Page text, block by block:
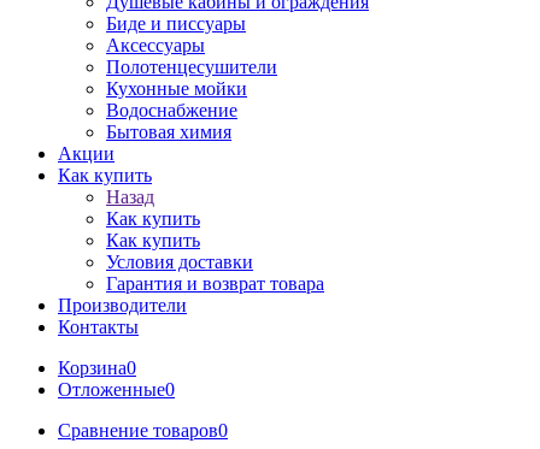
Биде и писсуары
Аксессуары
Полотенцесушители
Кухонные мойки
Водоснабжение
Бытовая химия
Акции
Как купить
Назад
Как купить
Как купить
Условия доставки
Гарантия и возврат товара
Производители
Контакты
Корзина0
Отложенные0
Сравнение товаров0